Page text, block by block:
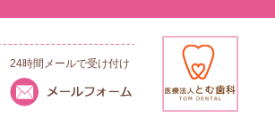
24時間メールで受け付け